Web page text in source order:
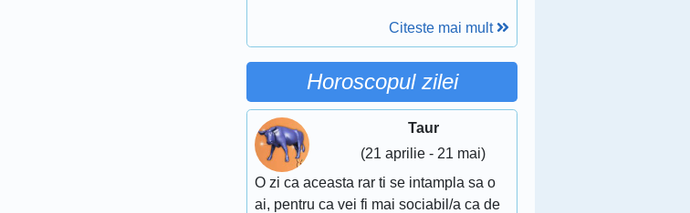
Citeste mai mult
Horoscopul zilei
Taur
(21 aprilie - 21 mai)
O zi ca aceasta rar ti se intampla sa o
ai, pentru ca vei fi mai sociabil/a ca de